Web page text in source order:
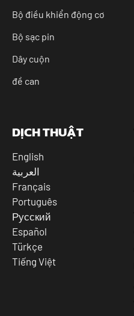
Bộ điều khiển động cơ
Bộ sạc pin
Dây cuộn
đề can
DỊCH THUẬT
English
العربية
Français
Português
Русский
Español
Türkçe
Tiếng Việt